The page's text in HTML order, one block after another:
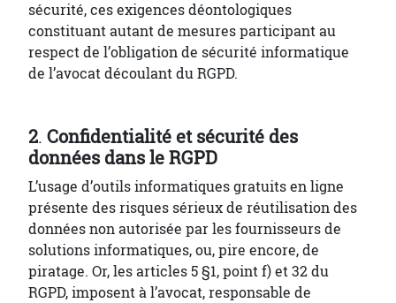
sécurité, ces exigences déontologiques
constituant autant de mesures participant au
respect de l’obligation de sécurité informatique
de l’avocat découlant du RGPD.
2. Confidentialité et sécurité des
données dans le RGPD
L’usage d’outils informatiques gratuits en ligne
présente des risques sérieux de réutilisation des
données non autorisée par les fournisseurs de
solutions informatiques, ou, pire encore, de
piratage. Or, les articles 5 §1, point f) et 32 du
RGPD, imposent à l’avocat, responsable de